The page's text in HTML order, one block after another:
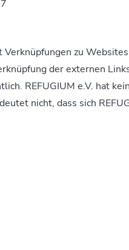
zu
der externen
REFUGIUM e.V. hat
nicht, dass sich